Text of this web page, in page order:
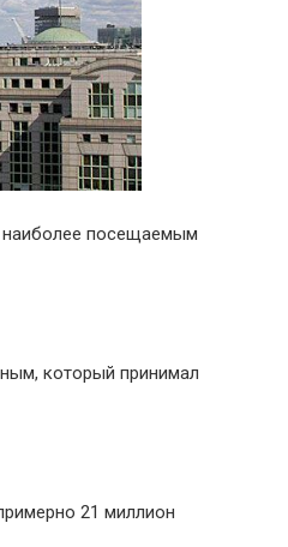
наиболее посещаемым
который принимал
21 миллион